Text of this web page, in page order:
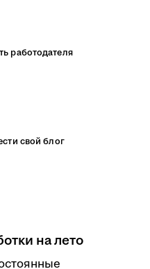
работодателя
свой блог
на лето